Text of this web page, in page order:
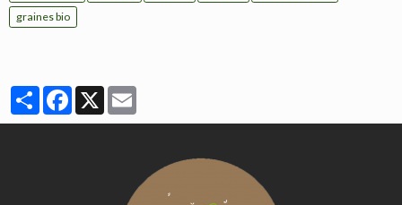
graines bio
PartagerFacebook
X